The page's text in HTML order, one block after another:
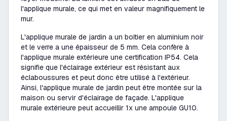
l'applique murale, ce qui met en valeur magnifiquement le
mur.
L'applique murale de jardin a un boîtier en aluminium noir
et le verre a une épaisseur de 5 mm. Cela confère à
l'applique murale extérieure une certification IP54. Cela
signifie que l'éclairage extérieur est résistant aux
éclaboussures et peut donc être utilisé à l'extérieur.
Ainsi, l'applique murale de jardin peut être montée sur la
maison ou servir d'éclairage de façade. L'applique
murale extérieure peut accueillir 1x une ampoule GU10.